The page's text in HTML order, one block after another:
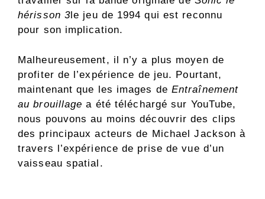
hérisson 3 le jeu de 1994 qui est reconnu
pour son implication.
Malheureusement, il n’y a plus moyen de
profiter de l’expérience de jeu. Pourtant,
maintenant que les images de Entraînement
au brouillage a été téléchargé sur YouTube,
nous pouvons au moins découvrir des clips
des principaux acteurs de Michael Jackson à
travers l’expérience de prise de vue d’un
vaisseau spatial.